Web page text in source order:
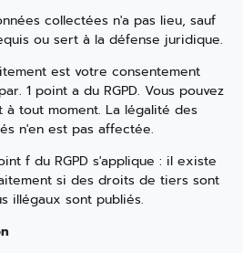
collectées n'a pas lieu, sauf
ou sert à la défense juridique.
est votre consentement
1 point a du RGPD. Vous pouvez
tout moment. La légalité des
n'en est pas affectée.
f du RGPD s'applique : il existe
si des droits de tiers sont
illégaux sont publiés.